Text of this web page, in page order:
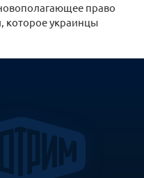
право
которое украинцы